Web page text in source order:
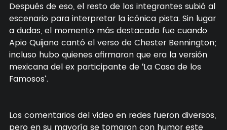
Después de eso, el resto de los integrantes subió al
escenario para interpretar la icónica pista. Sin lugar
a dudas, el momento más destacado fue cuando
Apio Quijano cantó el verso de Chester Bennington;
incluso hubo quienes afirmaron que era la versión
mexicana del ex participante de ‘La Casa de los
Famosos’.
Los comentarios del video en redes fueron diversos,
pero en su mayoría se tomaron con humor este